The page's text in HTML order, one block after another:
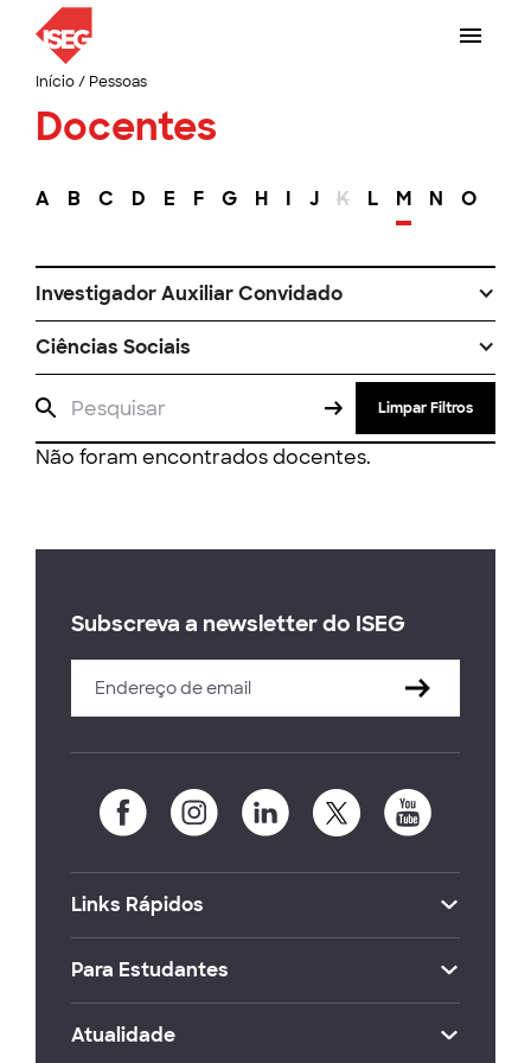
Início/ Pessoas
Docentes
A B C D E F G H I J K L M N O
Investigador Auxiliar Convidado
Ciências Sociais
Limpar Filtros
Não foram encontrados docentes.
Subscreva a newsletter do ISEG
Links Rápidos
Para Estudantes
Atualidade